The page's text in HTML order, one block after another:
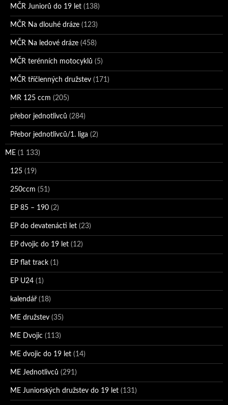
MČR Juniorů do 19 let (138)
MČR Na dlouhé dráze (123)
MČR Na ledové dráze (458)
MČR terénních motocyklů (5)
MČR tříčlenných družstev (171)
MR 125 ccm (205)
přebor jednotlivců (284)
Přebor jednotlivců/1. liga (2)
ME (1 133)
125 (19)
250ccm (51)
EP 85 – 190 (2)
EP do devatenácti let (23)
EP dvojic do 19 let (12)
EP flat track (1)
EP U24 (1)
kalendář (18)
ME družstev (35)
ME Dvojic (113)
ME dvojic do 19 let (14)
ME Jednotlivců (291)
ME Juniorských družstev do 19 let (131)